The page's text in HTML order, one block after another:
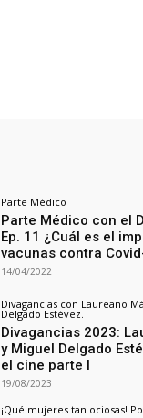
Parte Médico
Parte Médico con el
Ep. 11 ¿Cuál es el
vacunas contra
14/04/2022
Divagancias con Laureano
Delgado Estévez.
Divagancias 2023:
y Miguel Delgado
el cine parte I
19/08/2023
¡Qué mujeres tan ociosas!